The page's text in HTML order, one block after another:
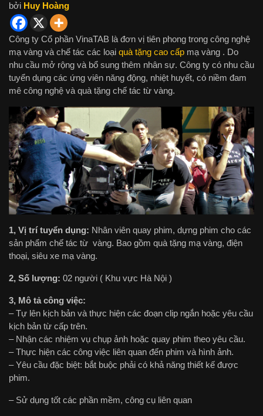
bởi Huy Hoàng
Công ty Cổ phần VinaTAB là đơn vị tiên phong trong công nghệ
mạ vàng và chế tác các loại quà tặng cao cấp mạ vàng . Do
nhu cầu mở rộng và bổ sung thêm nhân sự. Công ty có nhu cầu
tuyển dụng các ứng viên năng động, nhiệt huyết, có niềm đam
mê công nghệ và quà tặng chế tác từ vàng.
1, Vị trí tuyển dụng: Nhân viên quay phim, dựng phim cho các
sản phẩm chế tác từ vàng. Bao gồm quà tặng mạ vàng, điện
thoại, siêu xe mạ vàng.
2, Số lượng: 02 người ( Khu vực Hà Nội )
3, Mô tả công việc:
– Tự lên kịch bản và thực hiện các đoạn clip ngắn hoặc yêu cầu
kịch bản từ cấp trên.
– Nhận các nhiệm vụ chụp ảnh hoặc quay phim theo yêu cầu.
– Thực hiện các công việc liên quan đến phim và hình ảnh.
– Yêu cầu đặc biệt: bắt buộc phải có khả năng thiết kế được
phim.
– Sử dụng tốt các phần mềm, công cụ liên quan